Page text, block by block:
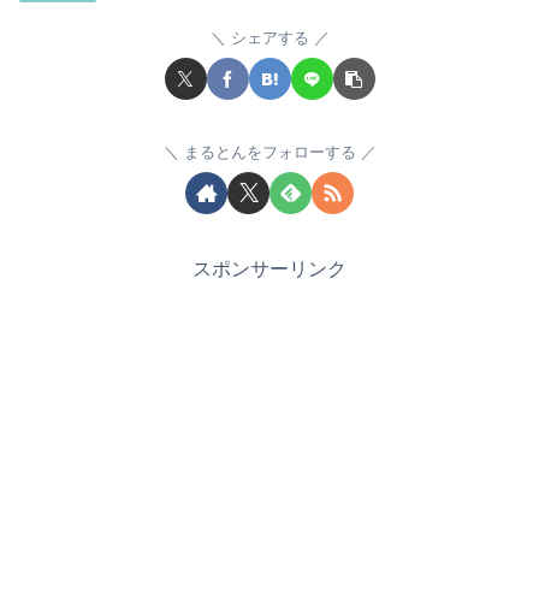
シェアする
まるとんをフォローする
スポンサーリンク